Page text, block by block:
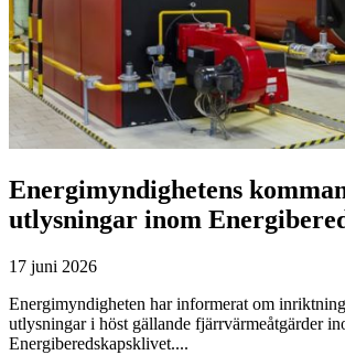
Energimyndighetens
utlysningar inom
17 juni 2026
Energimyndigheten har informerat om
utlysningar i höst gällande fjärrvärmeåtgärder
Energiberedskapsklivet....